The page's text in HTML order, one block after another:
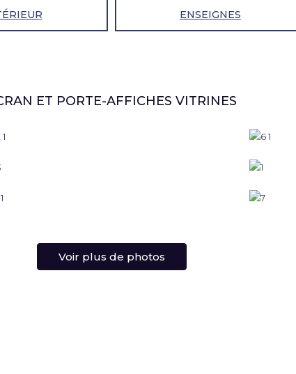
ENSEIGNES
ET PORTE-AFFICHES VITRINES
Voir plus de photos